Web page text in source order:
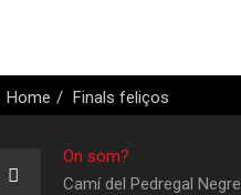
Home Finals feliços
On som?
Camí del Pedregal Negre